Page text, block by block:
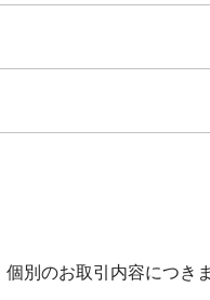
別のお取引内容につき